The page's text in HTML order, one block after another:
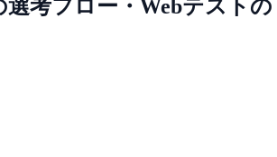
選考フロー・Webテストの